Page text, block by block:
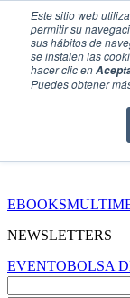
Este sitio web
permitir su
sus hábitos de
se instalen las
hacer clic en
Puedes obtener
EBOOKS
NEWSLETTERS
EVENTOBOLSA